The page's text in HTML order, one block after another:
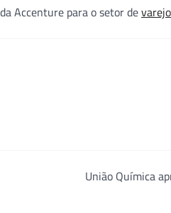
Accenture para o setor devarejo
União Química